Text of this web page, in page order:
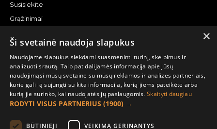
Susisiekite
Grąžinimai
Pirkėjo paskyra
Mano paskyra
Užsakymai
Naujienlaiškiai
×
Ši svetainė naudoja slapukus
Naudojame slapukus siekdami suasmeninti turinį, skelbimus ir
analizuoti srautą. Taip pat dalijamės informacija apie jūsų
naudojimąsi mūsų svetaine su mūsų reklamos ir analizės partneriais,
kurie gali ją sujungti su kita informacija, kurią jiems pateikėte arba
kurią jie surinko, kai naudojatės jų paslaugomis.Skaityti daugiau
RODYTI VISUS PARTNERIUS (1900) →
BŪTINIEJI VEIKIMĄ GERINANTYS